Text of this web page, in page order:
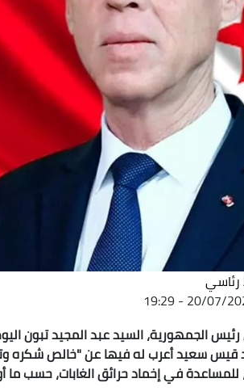
20/07/2022 -
الجمهورية، السيد عبد المجيد تبون
قيس سعيد أعرب له فيها عن "خالص شكره
للمساعدة في إخماد حرائق الغابات، حسب ما